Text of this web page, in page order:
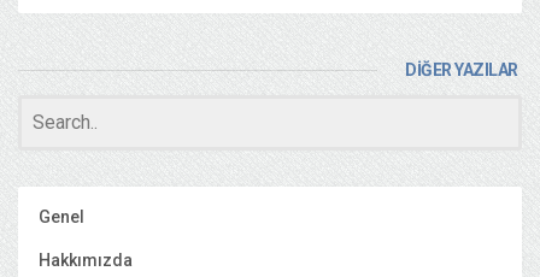
DİĞER YAZILAR
Genel
Hakkımızda